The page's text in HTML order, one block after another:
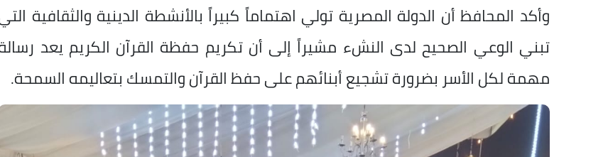
وأكد المحافظ أن الدولة المصرية تولي اهتماماً كبيراً بالأنشطة الدينية والثقافية
تبني الوعي الصحيح لدى النشء مشيراً إلى أن تكريم حفظة القرآن الكريم يعد
مهمة لكل الأسر بضرورة تشجيع أبنائهم على حفظ القرآن والتمسك بتعاليمه السمحة.